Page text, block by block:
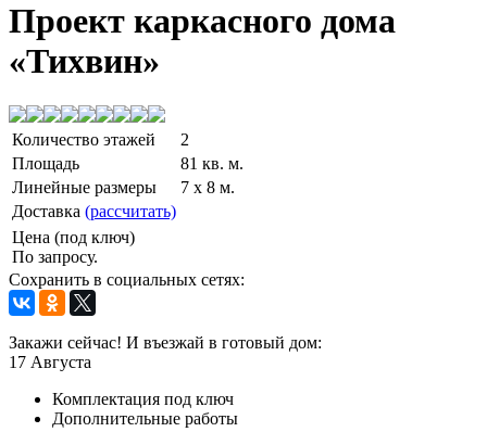
Проект каркасного дома
«Тихвин»
Количество этажей
2
Площадь
81 кв. м.
Линейные размеры
7 x 8 м.
Доставка (рассчитать)
Цена (под ключ)
По запросу.
Сохранить в социальных сетях:
Закажи сейчас! И въезжай в готовый дом:
17 Августа
Комплектация под ключ
Дополнительные работы